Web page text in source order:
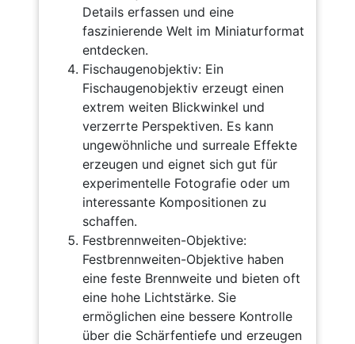
Details erfassen und eine
faszinierende Welt im Miniaturformat
entdecken.
Fischaugenobjektiv: Ein
Fischaugenobjektiv erzeugt einen
extrem weiten Blickwinkel und
verzerrte Perspektiven. Es kann
ungewöhnliche und surreale Effekte
erzeugen und eignet sich gut für
experimentelle Fotografie oder um
interessante Kompositionen zu
schaffen.
Festbrennweiten-Objektive:
Festbrennweiten-Objektive haben
eine feste Brennweite und bieten oft
eine hohe Lichtstärke. Sie
ermöglichen eine bessere Kontrolle
über die Schärfentiefe und erzeugen